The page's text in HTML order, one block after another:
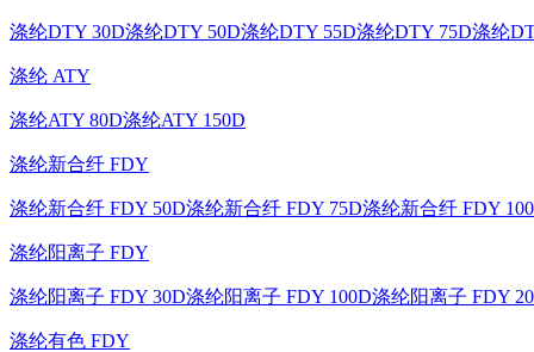
涤纶DTY 30D涤纶DTY 50D涤纶DTY 55D涤纶DTY 75D涤纶
涤纶 ATY
涤纶ATY 80D涤纶ATY 150D
涤纶新合纤 FDY
涤纶新合纤 FDY 50D涤纶新合纤 FDY 75D涤纶新合纤 FDY
涤纶阳离子 FDY
涤纶阳离子 FDY 30D涤纶阳离子 FDY 100D涤纶阳离子 FDY
涤纶有色 FDY